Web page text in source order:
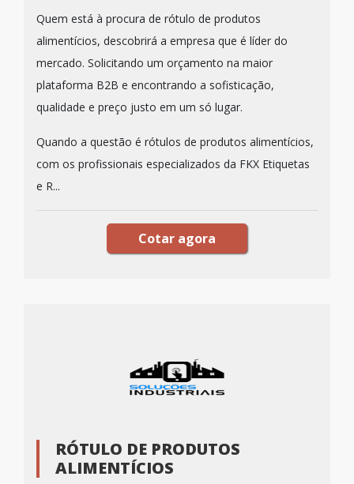
Quem está à procura de rótulo de produtos
alimentícios, descobrirá a empresa que é líder do
mercado. Solicitando um orçamento na maior
plataforma B2B e encontrando a sofisticação,
qualidade e preço justo em um só lugar.
Quando a questão é rótulos de produtos alimentícios,
com os profissionais especializados da FKX Etiquetas
e R...
Cotar agora
RÓTULO DE PRODUTOS
ALIMENTÍCIOS